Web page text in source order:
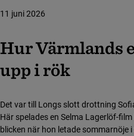
Hur Värmlands
upp i rök
11 juni 2026
Det var till Longs slott drottning
Här spelades en Selma Lagerlöf-
blicken när hon letade sommarnöje